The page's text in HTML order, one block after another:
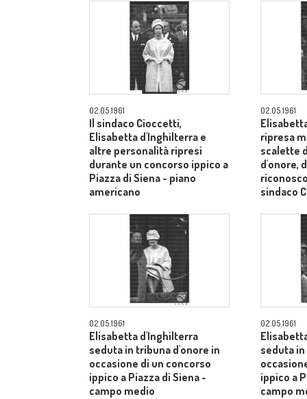
02.05.1961
Il sindaco Cioccetti,
Elisabetta d'Inghilterra e
altre personalità ripresi
durante un concorso ippico a
Piazza di Siena - piano
americano
02.05.1961
ripresa
scalette
d'onore,
sindaco
02.05.1961
Elisabetta d'Inghilterra
seduta in tribuna d'onore in
occasione di un concorso
ippico a Piazza di Siena -
campo medio
02.05.1961
seduta
ippico a
campo